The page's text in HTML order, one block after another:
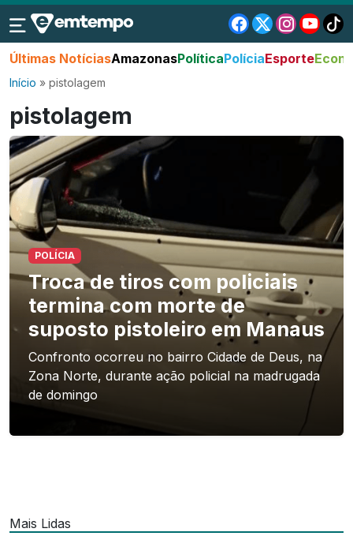
Últimas NotíciasAmazonasPolíticaPolíciaEsporte
Início » pistolagem
pistolagem
POLÍCIA
Troca de tiros com policiais
termina com morte de
suposto pistoleiro em Manaus
Confronto ocorreu no bairro Cidade de Deus, na
Zona Norte, durante ação policial na madrugada
de domingo
Mais Lidas